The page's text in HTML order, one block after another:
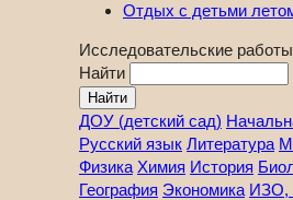
Отдых с детьми
Исследовательские
Найти
ДОУ (детский сад)
Русский язык Литература
Физика Химия История
География Экономика ИЗО,